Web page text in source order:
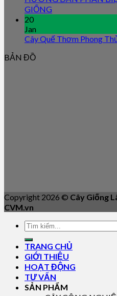
GIỐNG
20
Jan
Cây Quế Thơm Phong
BẢN ĐỒ
Copyright 2026 © Cây Giống
CVM.vn
TRANG CHỦ
GIỚI THIỆU
HOẠT ĐỘNG
TƯ VẤN
SẢN PHẨM